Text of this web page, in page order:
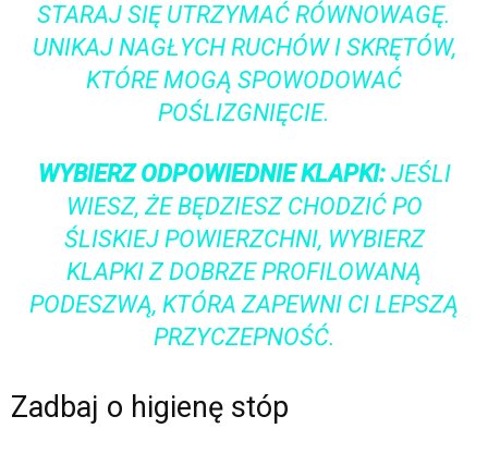
STARAJ SIĘ UTRZYMAĆ RÓWNOWAGĘ.
UNIKAJ NAGŁYCH RUCHÓW I SKRĘTÓW,
KTÓRE MOGĄ SPOWODOWAĆ
POŚLIZGNIĘCIE.
WYBIERZ ODPOWIEDNIE KLAPKI:JEŚLI
WIESZ, ŻE BĘDZIESZ CHODZIĆ PO
ŚLISKIEJ POWIERZCHNI, WYBIERZ
KLAPKI Z DOBRZE PROFILOWANĄ
PODESZWĄ, KTÓRA ZAPEWNI CI LEPSZĄ
PRZYCZEPNOŚĆ.
Zadbaj o higienę stóp